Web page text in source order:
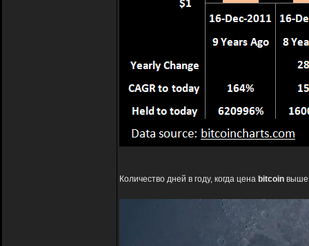
Количество дней в году, когда цена bitcoin выше